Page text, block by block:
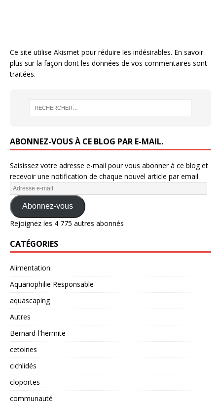
Ce site utilise Akismet pour réduire les indésirables. En savoir
plus sur la façon dont les données de vos commentaires sont
traitées.
ABONNEZ-VOUS À CE BLOG PAR E-MAIL.
Saisissez votre adresse e-mail pour vous abonner à ce blog et
recevoir une notification de chaque nouvel article par email.
Abonnez-vous
Rejoignez les 4 775 autres abonnés
CATÉGORIES
Alimentation
Aquariophilie Responsable
aquascaping
Autres
Bernard-l'hermite
cetoines
cichlidés
cloportes
communauté